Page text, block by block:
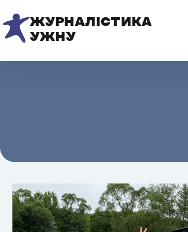
ЖУРНАЛІСТИКА
УЖНУ